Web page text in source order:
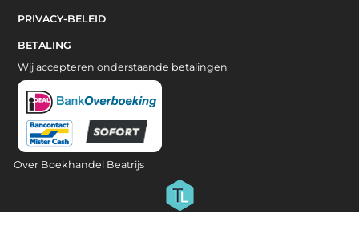
PRIVACY-BELEID
BETALING
Wij accepteren onderstaande betalingen
Over Boekhandel Beatrijs